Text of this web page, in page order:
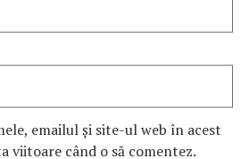
emailul și site-ul web în acest
viitoare când o să comentez.